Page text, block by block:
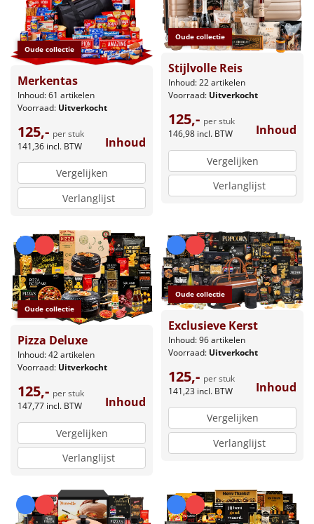
Oude collectie
Merkentas
Inhoud: 61 artikelen
Voorraad: Uitverkocht
125,- per stuk
141,36 incl. BTW Inhoud
Vergelijken
Verlanglijst
Oude collectie
Stijlvolle Reis
Inhoud: 22 artikelen
Voorraad: Uitverkocht
125,- per stuk
146,98 incl. BTW Inhoud
Vergelijken
Verlanglijst
Oude collectie
Pizza Deluxe
Inhoud: 42 artikelen
Voorraad: Uitverkocht
125,- per stuk
147,77 incl. BTW Inhoud
Vergelijken
Verlanglijst
Oude collectie
Exclusieve Kerst
Inhoud: 96 artikelen
Voorraad: Uitverkocht
125,- per stuk
141,23 incl. BTW Inhoud
Vergelijken
Verlanglijst